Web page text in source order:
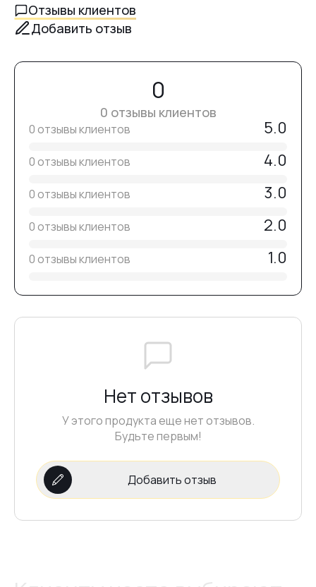
№18
№22
Идеальна дляфинального этапа аппаратного
маникюра и педикюра.
нестерильными
Перед использованием необходимо
продезинфицировать, очистить и простерилизовать.
Отзывы клиентов
Добавить отзыв
0
0 отзывы клиентов
0 отзывы клиентов 5.0
0 отзывы клиентов 4.0
0 отзывы клиентов 3.0
0 отзывы клиентов 2.0
0 отзывы клиентов 1.0
Нет отзывов
У этого продукта еще нет отзывов.
Будьте первым!
Добавить отзыв